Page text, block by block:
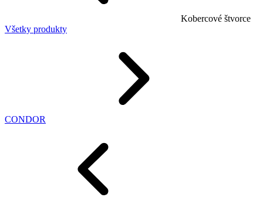
Kobercové štvorce
Všetky produkty
CONDOR